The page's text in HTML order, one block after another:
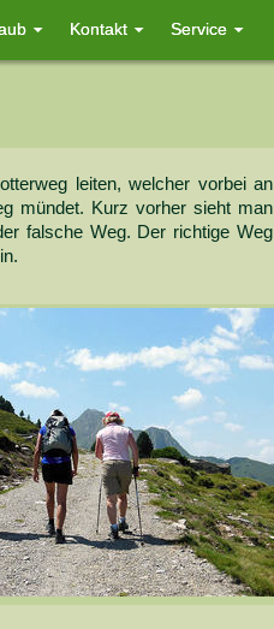
Kontakt Service
leiten, welcher vorbei an
mündet. Kurz vorher sieht man
falsche Weg. Der richtige Weg